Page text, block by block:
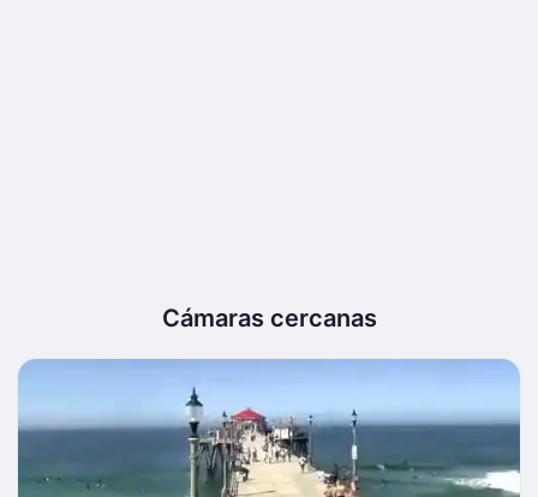
Cámaras cercanas